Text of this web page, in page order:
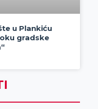
u Plankiću
gradske